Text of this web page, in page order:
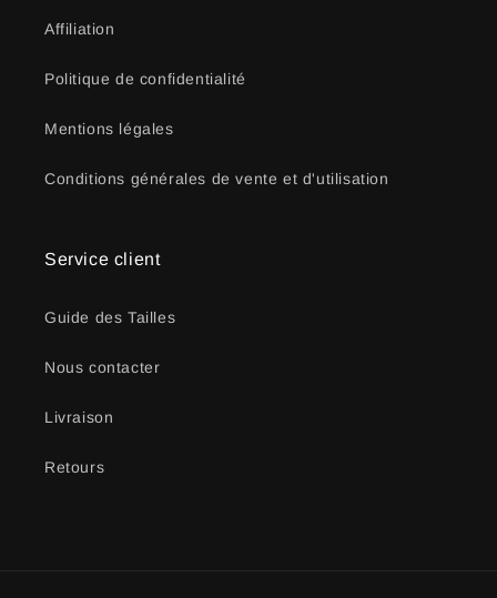
Affiliation
Politique de confidentialité
Mentions légales
Conditions générales de vente et d'utilisation
Service client
Guide des Tailles
Nous contacter
Livraison
Retours